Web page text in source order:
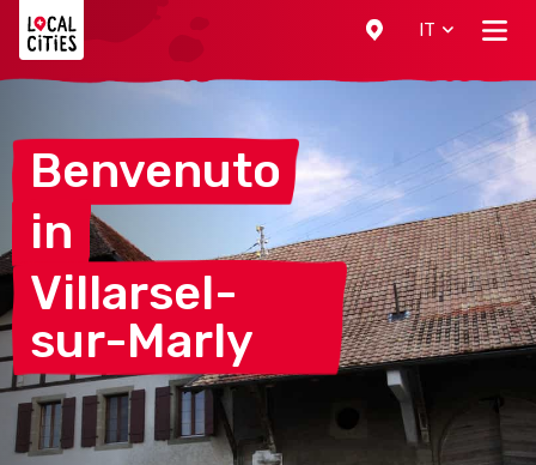
IT
Benvenuto
in
Villarsel-
sur-Marly